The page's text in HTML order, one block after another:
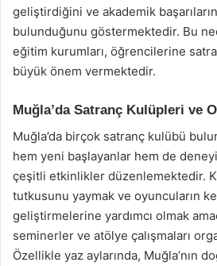
geliştirdiğini ve akademik
bulunduğunu göstermektedir. Bu
eğitim kurumları, öğrencilerine
büyük önem vermektedir.
Muğla’da Satranç Kulüpleri ve
Muğla’da birçok satranç kulübü
hem yeni başlayanlar hem de
çeşitli etkinlikler düzenlemektedir.
tutkusunu yaymak ve oyuncuların
geliştirmelerine yardımcı olmak
seminerler ve atölye çalışmaları
Özellikle yaz aylarında, Muğla’nın